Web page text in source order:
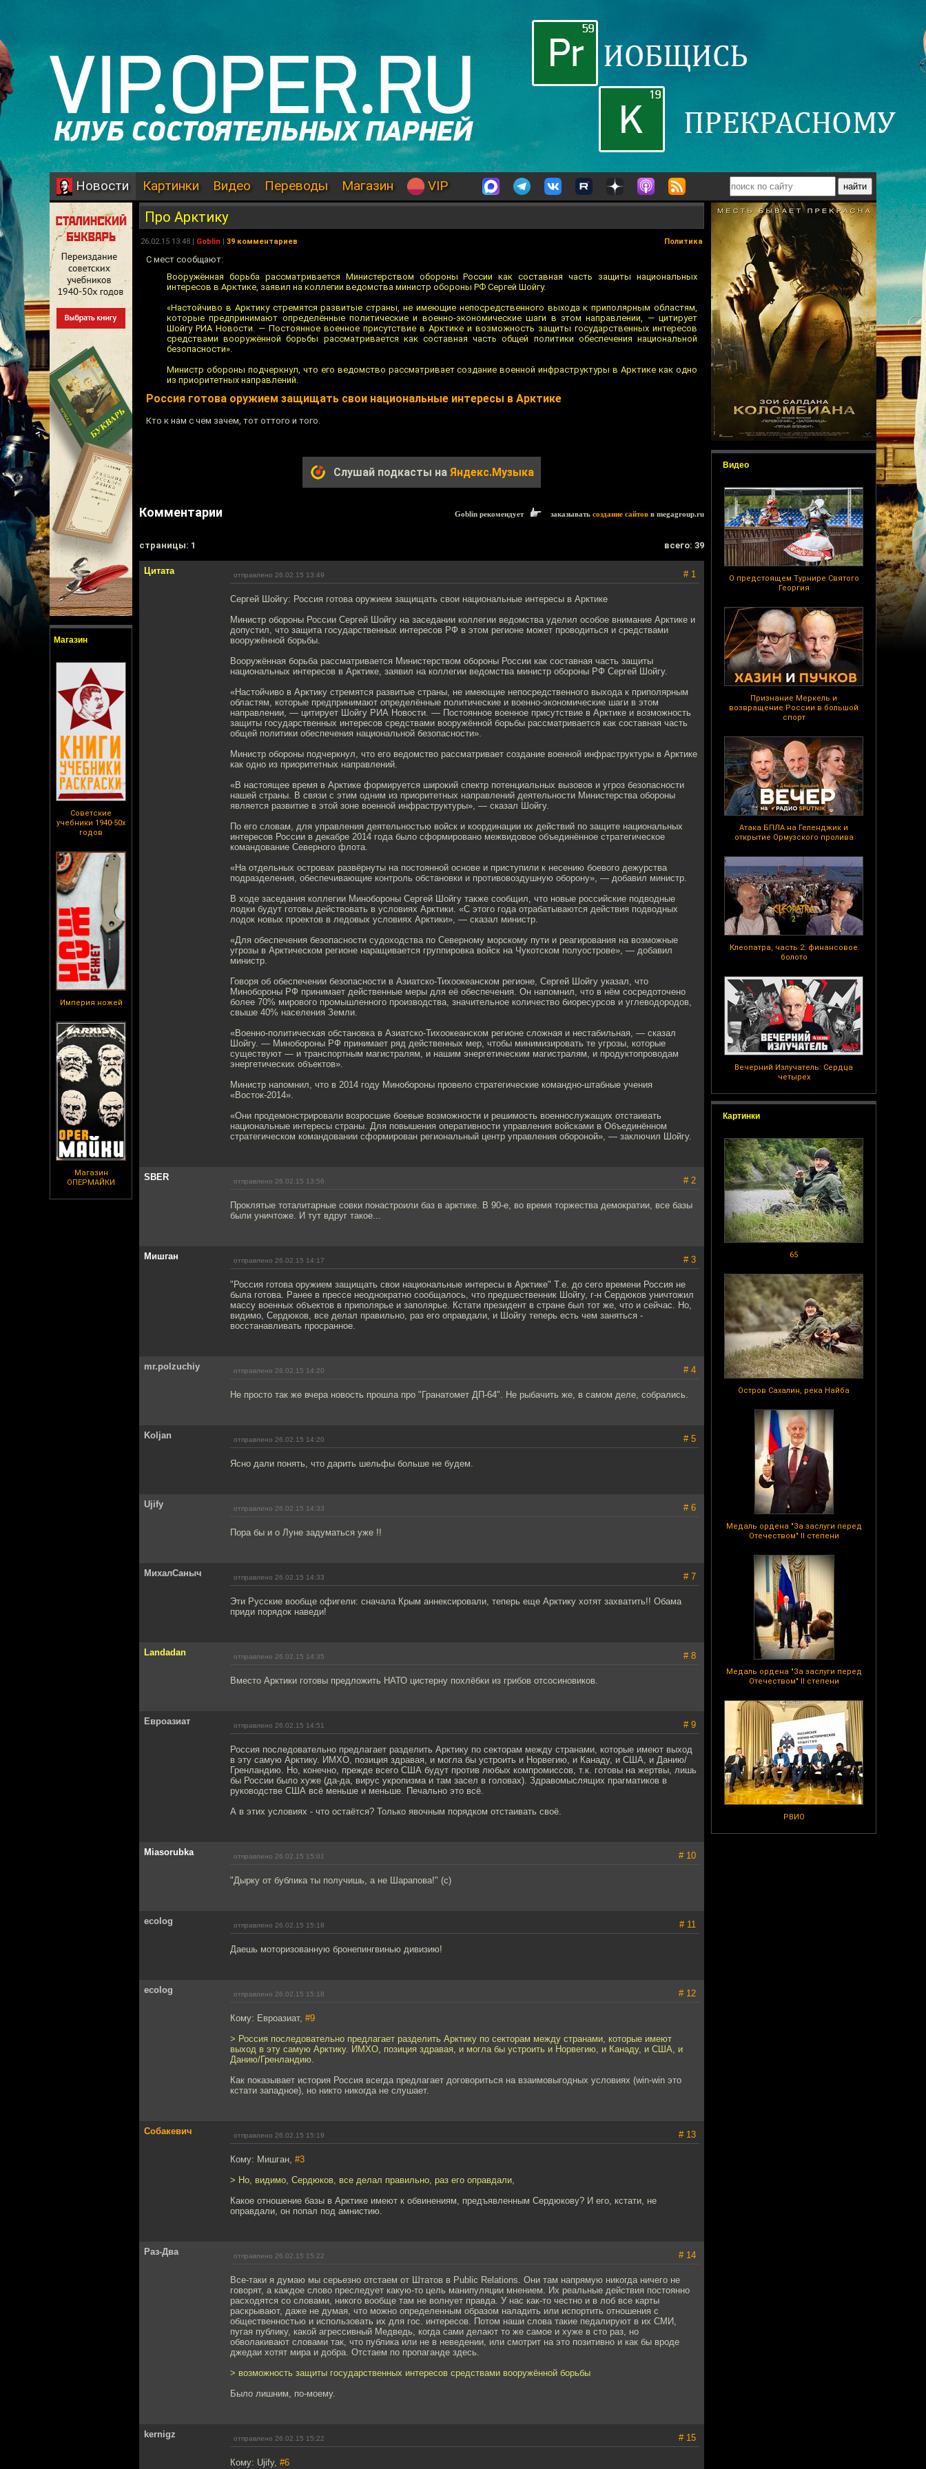
Новости Картинки Видео Переводы Магазин VIP
Магазин
Советские
учебники 1940-50х
годов
Империя ножей
Магазин
ОПЕРМАЙКИ
Видео
О предстоящем Турнире Святого
Георгия
Признание Меркель и
возвращение России в большой
спорт
Атака БПЛА на Геленджик и
открытие Ормузского пролива
Клеопатра, часть 2: финансовое
болото
Вечерний Излучатель: Сердца
четырех
Картинки
65
Остров Сахалин, река Найба
Медаль ордена "За заслуги перед
Отечеством" II степени
Медаль ордена "За заслуги перед
Отечеством" II степени
РВИО
Про Арктику
26.02.15 13:48 | Goblin | 39 комментариев Политика
С мест сообщают:
Вооружённая борьба рассматривается Министерством обороны России как составная часть защиты национальных
интересов в Арктике, заявил на коллегии ведомства министр обороны РФ Сергей Шойгу.
«Настойчиво в Арктику стремятся развитые страны, не имеющие непосредственного выхода к приполярным областям,
которые предпринимают определённые политические и военно-экономические шаги в этом направлении, — цитирует
Шойгу РИА Новости. — Постоянное военное присутствие в Арктике и возможность защиты государственных интересов
средствами вооружённой борьбы рассматривается как составная часть общей политики обеспечения национальной
безопасности».
Министр обороны подчеркнул, что его ведомство рассматривает создание военной инфраструктуры в Арктике как одно
из приоритетных направлений.
Россия готова оружием защищать свои национальные интересы в Арктике
Кто к нам с чем зачем, тот оттого и того.
Слушай подкасты на Яндекс.Музыка
Комментарии Goblin рекомендует заказывать создание сайтов в megagroup.ru
cтраницы: 1 всего: 39
Цитата отправлено 26.02.15 13:49 # 1
Сергей Шойгу: Россия готова оружием защищать свои национальные интересы в Арктике
Министр обороны России Сергей Шойгу на заседании коллегии ведомства уделил особое внимание Арктике и
допустил, что защита государственных интересов РФ в этом регионе может проводиться и средствами
вооружённой борьбы.
Вооружённая борьба рассматривается Министерством обороны России как составная часть защиты
национальных интересов в Арктике, заявил на коллегии ведомства министр обороны РФ Сергей Шойгу.
«Настойчиво в Арктику стремятся развитые страны, не имеющие непосредственного выхода к приполярным
областям, которые предпринимают определённые политические и военно-экономические шаги в этом
направлении, — цитирует Шойгу РИА Новости. — Постоянное военное присутствие в Арктике и возможность
защиты государственных интересов средствами вооружённой борьбы рассматривается как составная часть
общей политики обеспечения национальной безопасности».
Министр обороны подчеркнул, что его ведомство рассматривает создание военной инфраструктуры в Арктике
как одно из приоритетных направлений.
«В настоящее время в Арктике формируется широкий спектр потенциальных вызовов и угроз безопасности
нашей страны. В связи с этим одним из приоритетных направлений деятельности Министерства обороны
является развитие в этой зоне военной инфраструктуры», — сказал Шойгу.
По его словам, для управления деятельностью войск и координации их действий по защите национальных
интересов России в декабре 2014 года было сформировано межвидовое объединённое стратегическое
командование Северного флота.
«На отдельных островах развёрнуты на постоянной основе и приступили к несению боевого дежурства
подразделения, обеспечивающие контроль обстановки и противовоздушную оборону», — добавил министр.
В ходе заседания коллегии Минобороны Сергей Шойгу также сообщил, что новые российские подводные
лодки будут готовы действовать в условиях Арктики. «С этого года отрабатываются действия подводных
лодок новых проектов в ледовых условиях Арктики», — сказал министр.
«Для обеспечения безопасности судоходства по Северному морскому пути и реагирования на возможные
угрозы в Арктическом регионе наращивается группировка войск на Чукотском полуострове», — добавил
министр.
Говоря об обеспечении безопасности в Азиатско-Тихоокеанском регионе, Сергей Шойгу указал, что
Минобороны РФ принимает действенные меры для её обеспечения. Он напомнил, что в нём сосредоточено
более 70% мирового промышленного производства, значительное количество биоресурсов и углеводородов,
свыше 40% населения Земли.
«Военно-политическая обстановка в Азиатско-Тихоокеанском регионе сложная и нестабильная, — сказал
Шойгу. — Минобороны РФ принимает ряд действенных мер, чтобы минимизировать те угрозы, которые
существуют — и транспортным магистралям, и нашим энергетическим магистралям, и продуктопроводам
энергетических объектов».
Министр напомнил, что в 2014 году Минобороны провело стратегические командно-штабные учения
«Восток-2014».
«Они продемонстрировали возросшие боевые возможности и решимость военнослужащих отстаивать
национальные интересы страны. Для повышения оперативности управления войсками в Объединённом
стратегическом командовании сформирован региональный центр управления обороной», — заключил Шойгу.
SBER отправлено 26.02.15 13:56 # 2
Проклятые тоталитарные совки понастроили баз в арктике. В 90-е, во время торжества демократии, все базы
были уничтоже. И тут вдруг такое...
Мишган отправлено 26.02.15 14:17 # 3
"Россия готова оружием защищать свои национальные интересы в Арктике" Т.е. до сего времени Россия не
была готова. Ранее в прессе неоднократно сообщалось, что предшественник Шойгу, г-н Сердюков уничтожил
массу военных объектов в приполярье и заполярье. Кстати президент в стране был тот же, что и сейчас. Но,
видимо, Сердюков, все делал правильно, раз его оправдали, и Шойгу теперь есть чем заняться -
восстанавливать просранное.
mr.polzuchiy отправлено 26.02.15 14:20 # 4
Не просто так же вчера новость прошла про "Гранатомет ДП-64". Не рыбачить же, в самом деле, собрались.
Koljan отправлено 26.02.15 14:20 # 5
Ясно дали понять, что дарить шельфы больше не будем.
Ujify отправлено 26.02.15 14:33 # 6
Пора бы и о Луне задуматься уже !!
МихалСаныч отправлено 26.02.15 14:33 # 7
Эти Русские вообще офигели: сначала Крым аннексировали, теперь еще Арктику хотят захватить!! Обама
приди порядок наведи!
Landadan отправлено 26.02.15 14:35 # 8
Вместо Арктики готовы предложить НАТО цистерну похлёбки из грибов отсосиновиков.
Евроазиат отправлено 26.02.15 14:51 # 9
Россия последовательно предлагает разделить Арктику по секторам между странами, которые имеют выход
в эту самую Арктику. ИМХО, позиция здравая, и могла бы устроить и Норвегию, и Канаду, и США, и Данию/
Гренландию. Но, конечно, прежде всего США будут против любых компромиссов, т.к. готовы на жертвы, лишь
бы России было хуже (да-да, вирус укропизма и там засел в головах). Здравомыслящих прагматиков в
руководстве США всё меньше и меньше. Печально это всё.
А в этих условиях - что остаётся? Только явочным порядком отстаивать своё.
Miasorubka отправлено 26.02.15 15:01 # 10
"Дырку от бублика ты получишь, а не Шарапова!" (с)
ecolog отправлено 26.02.15 15:18 # 11
Даешь моторизованную бронепингвинью дивизию!
ecolog отправлено 26.02.15 15:18 # 12
Кому: Евроазиат, #9
> Россия последовательно предлагает разделить Арктику по секторам между странами, которые имеют
выход в эту самую Арктику. ИМХО, позиция здравая, и могла бы устроить и Норвегию, и Канаду, и США, и
Данию/Гренландию.
Как показывает история Россия всегда предлагает договориться на взаимовыгодных условиях (win-win это
кстати западное), но никто никогда не слушает.
Собакевич отправлено 26.02.15 15:19 # 13
Кому: Мишган, #3
> Но, видимо, Сердюков, все делал правильно, раз его оправдали,
Какое отношение базы в Арктике имеют к обвинениям, предъявленным Сердюкову? И его, кстати, не
оправдали, он попал под амнистию.
Раз-Два отправлено 26.02.15 15:22 # 14
Все-таки я думаю мы серьезно отстаем от Штатов в Public Relations. Они там напрямую никогда ничего не
говорят, а каждое слово преследует какую-то цель манипуляции мнением. Их реальные действия постоянно
расходятся со словами, никого вообще там не волнует правда. У нас как-то честно и в лоб все карты
раскрывают, даже не думая, что можно определенным образом наладить или испортить отношения с
общественностью и использовать их для гос. интересов. Потом наши слова такие педалируют в их СМИ,
пугая публику, какой агрессивный Медведь, когда сами делают то же самое и хуже в сто раз, но
обволакивают словами так, что публика или не в неведении, или смотрит на это позитивно и как бы вроде
джедаи хотят мира и добра. Отстаем по пропаганде здесь.
> возможность защиты государственных интересов средствами вооружённой борьбы
Было лишним, по-моему.
kernigz отправлено 26.02.15 15:22 # 15
Кому: Ujify, #6